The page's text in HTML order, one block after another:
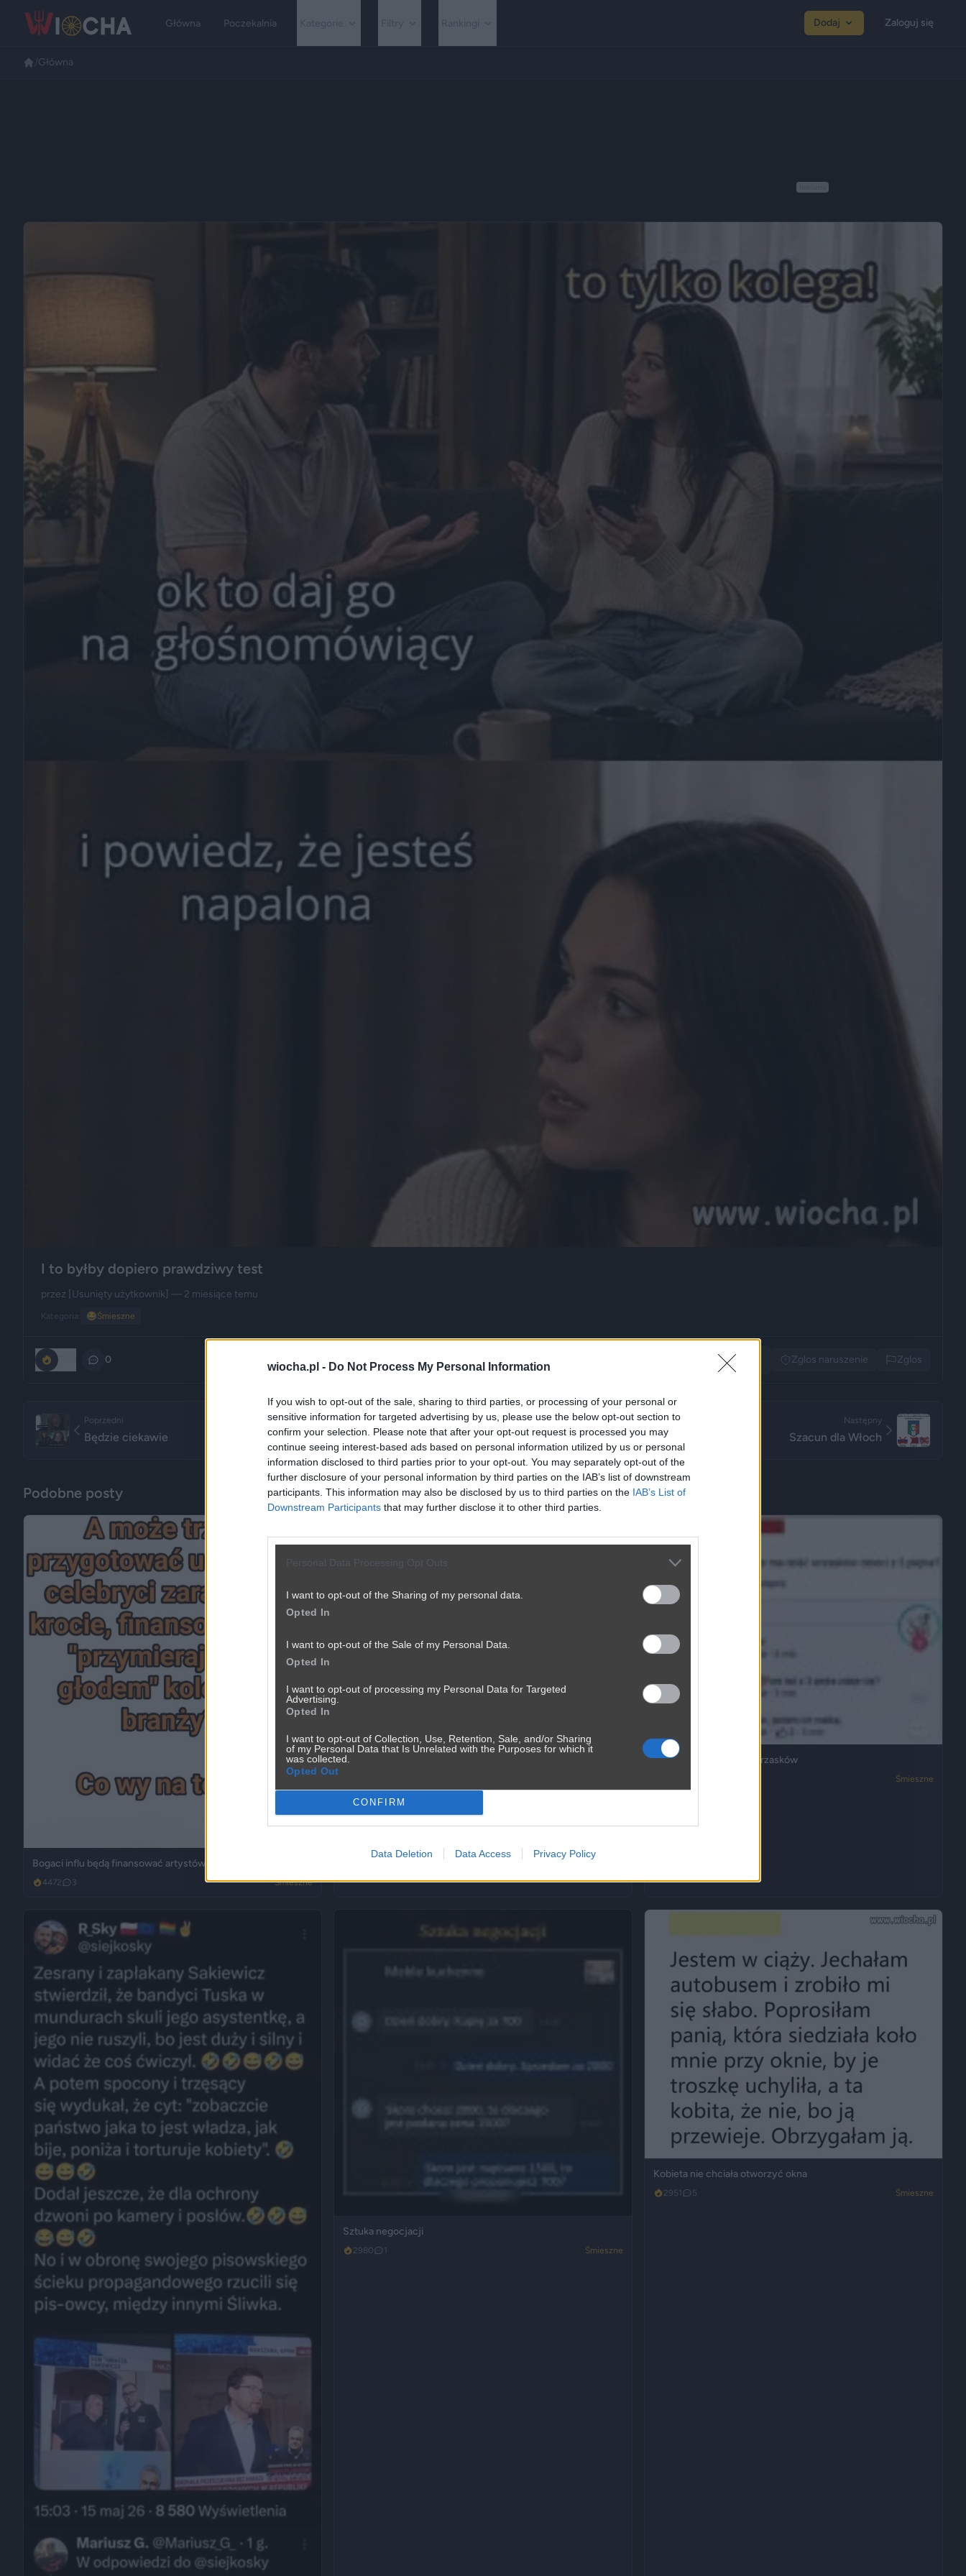
wiocha.pl - Do Not Process My Personal Information
If you wish to opt-out of the sale, sharing to third parties, or processing of your personal or
sensitive information for targeted advertising by us, please use the below opt-out section to
confirm your selection. Please note that after your opt-out request is processed you may
continue seeing interest-based ads based on personal information utilized by us or personal
information disclosed to third parties prior to your opt-out. You may separately opt-out of the
further disclosure of your personal information by third parties on the IAB’s list of downstream
participants. This information may also be disclosed by us to third parties on the IAB’s List of
Downstream Participants that may further disclose it to other third parties.
Personal Data Processing Opt Outs
I want to opt-out of the Sharing of my personal data.
Opted In
I want to opt-out of the Sale of my Personal Data.
Opted In
I want to opt-out of processing my Personal Data for Targeted
Advertising.
Opted In
I want to opt-out of Collection, Use, Retention, Sale, and/or Sharing
of my Personal Data that Is Unrelated with the Purposes for which it
was collected.
Opted Out
CONFIRM
Data Deletion Data Access Privacy Policy
Główna Poczekalnia Dodaj Zaloguj się
Główna
I to byłby dopiero prawdziwy test
przez [Usunięty użytkownik] — 2 miesiące temu
Kategoria: 😂Śmieszne
0 Udostępnij Zglos naruszenie Zglos
Poprzedni
Będzie ciekawie
Następny
Szacun dla Włoch
Podobne posty
Bogaci influ będą finansować artystów?
4472 3 Śmieszne
Mężczyźni kłamią częśćiej
Ja też mam dosyć ich wrzasków
Śmieszne
Sztuka negocjacji
2980 1 Śmieszne
Kobieta nie chciała otworzyć okna
2951 5 Śmieszne